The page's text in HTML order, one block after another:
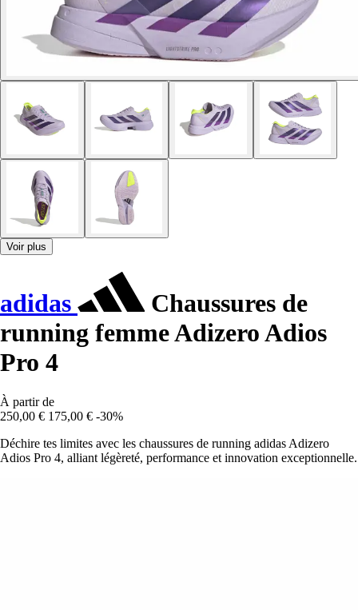
Voir plus
adidas
Chaussures de
running femme Adizero Adios
Pro 4
À partir de
250,00 € 175,00 € -30%
Déchire tes limites avec les chaussures de running adidas Adizero
Adios Pro 4, alliant légèreté, performance et innovation exceptionnelle.